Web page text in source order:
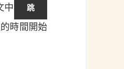
中
時間開始